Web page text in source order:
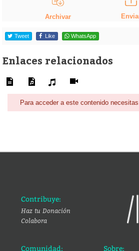
Archivar
Tweet Like WhatsApp
Enlaces relacionados
Para acceder a este contenido
Contribuye:
Haz tu Donación
Colabora
Comunidad: Sobre: